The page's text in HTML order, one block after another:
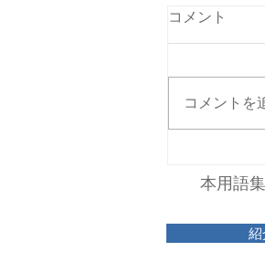
BOD（生
解時に消費
たもの。
いると判
ど）によ
じ排水サ
コメント
コメントを
本用語
紹